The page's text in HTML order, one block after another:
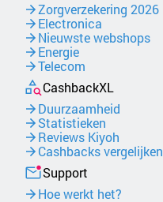
Zorgverzekering 2026
Electronica
Nieuwste webshops
Energie
Telecom
CashbackXL
Duurzaamheid
Statistieken
Reviews Kiyoh
Cashbacks vergelijken
Support
Hoe werkt het?